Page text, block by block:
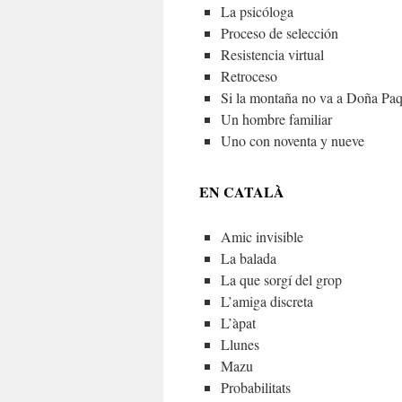
La psicóloga
Proceso de selección
Resistencia virtual
Retroceso
Si la montaña no va a Doña
Un hombre familiar
Uno con noventa y nueve
EN CATALÀ
Amic invisible
La balada
La que sorgí del grop
L’amiga discreta
L’àpat
Llunes
Mazu
Probabilitats